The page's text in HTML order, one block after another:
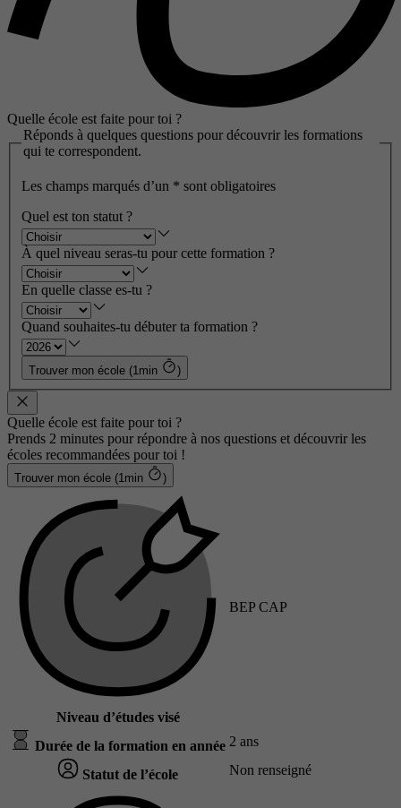
Quelle école est faite pour toi ?
Réponds à quelques questions pour découvrir les formations
qui te correspondent.
Les champs marqués d’un * sont obligatoires
Quel est ton statut ?
À quel niveau seras-tu pour cette formation ?
En quelle classe es-tu ?
Quand souhaites-tu débuter ta formation ?
Trouver mon école (1min )
Quelle école est faite pour toi ?
Prends 2 minutes pour répondre à nos questions et découvrir les
écoles recommandées pour toi !
Trouver mon école (1min )
Niveau d’études visé
BEP CAP
Durée de la formation en année 2 ans
Statut de l’école Non renseigné